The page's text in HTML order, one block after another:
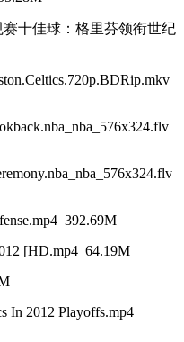
十佳球：格里芬领衔世纪
392.69M
[HD.mp4 64.19M
2012 Playoffs.mp4